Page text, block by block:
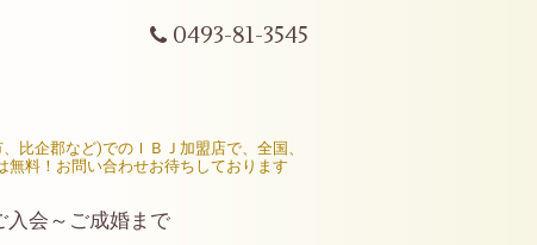
0493-81-3545
比企郡など)でのＩＢＪ加盟店で、全国、
料！お問い合わせお待ちしております
入会～ご成婚まで